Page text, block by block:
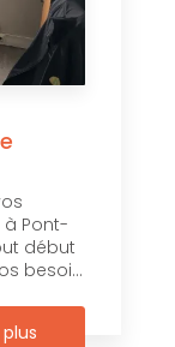
Pont-
début
besoi...